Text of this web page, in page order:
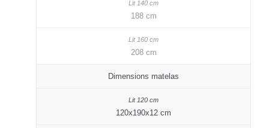
188 cm
208 cm
Dimensions matelas
120x190x12 cm